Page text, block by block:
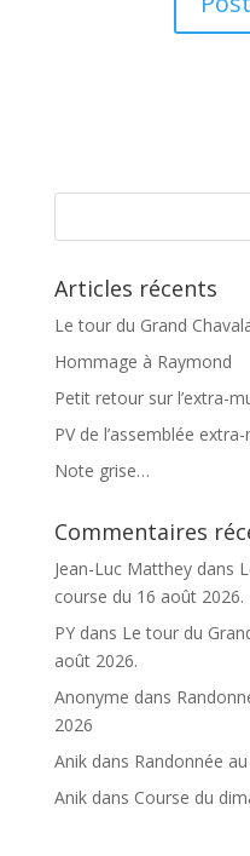
i
v
:
Articles récents
Le tour du Grand
Hommage à Raymond
Petit retour sur l’extra-
PV de l’assemblée
Note grise…
Commentaires
Jean-Luc Mattheydans
course du 16 août 2026.
PYdans Le tour du
août 2026.
Anonyme dans
2026
Anikdans Randonnée
Anikdans Course du